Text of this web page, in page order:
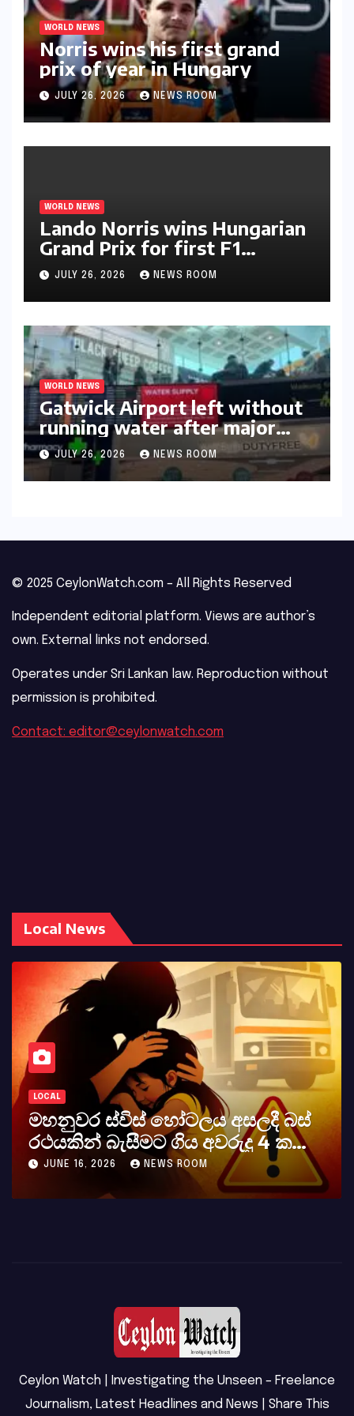
WORLD NEWS
Norris wins his first grand
prix of year in Hungary​​
JULY 26, 2026 NEWS ROOM
WORLD NEWS
Lando Norris wins Hungarian
Grand Prix for first F1
triumph in 2026​​
JULY 26, 2026 NEWS ROOM
WORLD NEWS
Gatwick Airport left without
running water after major
outage​​
JULY 26, 2026 NEWS ROOM
© 2025 CeylonWatch.com – All Rights Reserved
Independent editorial platform. Views are author’s
own. External links not endorsed.
Operates under Sri Lankan law. Reproduction without
permission is prohibited.
Contact: editor@ceylonwatch.com
Local News
ස්විස් හෝටලය අසලදී බස්
බැසීමට ගිය අවරුදු 4 ක
දියණියක් වැටේ
2026 NEWS ROOM
LOCAL
කර්නල්
අභාවය
MAY 23,
Ceylon Watch | Investigating the Unseen – Freelance
Journalism, Latest Headlines and News | Share This